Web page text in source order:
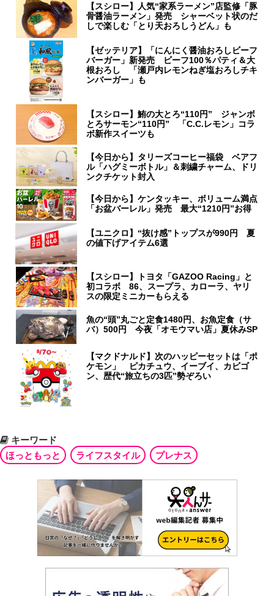
【スシロー】人気“家系ラーメン”店監修「豚
骨醤油ラーメン」発売 シャーベット状のだ
しで楽しむ「とり天おろしうどん」も
【ゼッテリア】「にんにく醤油おろしビーフ
バーガー」新発売 ビーフ100％パティ＆大
根おろし 「瀬戸内レモンねぎ塩おろしチキ
ンバーガー」も
【スシロー】鮪の大とろ“110円” ジャンボ
とろサーモン“110円” 「C.C.レモン」コラ
ボ新作スイーツも
【今日から】タリーズコーヒー福袋 ベアフ
ル「ハグミーボトル」＆刺繍チャーム、ドリ
ンクチケット封入
【今日から】ケンタッキー、ボリューム満点
「お盆バーレル」発売 最大“1210円”お得
【ユニクロ】“抜け感”トップスが990円 夏
の値下げアイテム6選
【スシロー】トヨタ「GAZOO Racing」と
初コラボ 86、スープラ、カローラ、ヤリ
スの限定ミニカーもらえる
魚の“頭”丸ごと定食1480円、お魚定食（サ
バ）500円 今夜「オモウマい店」夏休みSP
【マクドナルド】次のハッピーセットは「ポ
ケモン」 ピカチュウ、イーブイ、カビゴ
ン、歴代“旅立ちの3匹”勢ぞろい
キーワード
ほっともっと
ライフスタイル プレナス